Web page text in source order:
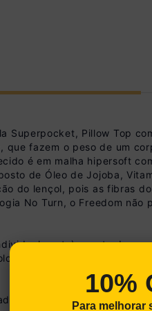
Superpocket, Pillow Top
que fazem o peso de um
é em malha hipersoft
de Óleo de Jojoba,
do lençol, pois as fibras
No Turn, o Freedom não
manta de
No Turn (não precisa
Pillow Top com
10%
Para melhorar